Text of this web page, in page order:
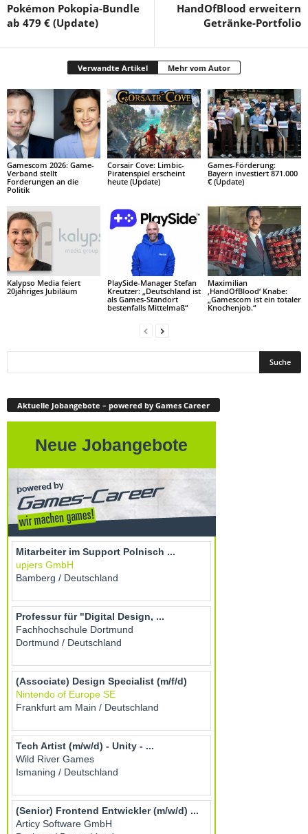
Pokémon Pokopia-Bundle
ab 479 € (Update)
HandOfBlood erweitern
Getränke-Portfolio
Verwandte Artikel Mehr vom Autor
Gamescom 2026: Game-
Verband stellt
Forderungen an die
Politik
Corsair Cove: Limbic-
Piratenspiel erscheint
heute (Update)
Games-Förderung:
Bayern investiert 871.000
€ (Update)
Kalypso Media feiert
20jähriges Jubiläum
PlaySide-Manager Stefan
Kreutzer: „Deutschland ist
als Games-Standort
bestenfalls Mittelmaß“
Maximilian
‚HandOfBlood‘ Knabe:
„Gamescom ist ein totaler
Knochenjob.“
Aktuelle Jobangebote – powered by Games Career